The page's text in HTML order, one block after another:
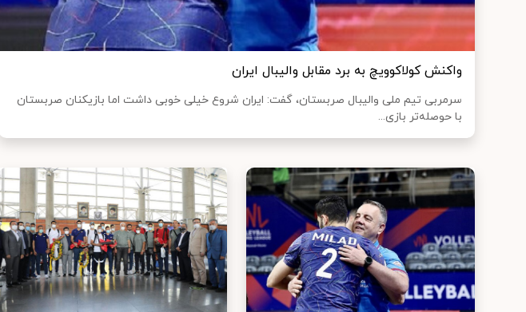
واکنش کولاکوویچ به برد مقابل والیبال ایران
سرمربی تیم ملی والیبال صربستان، گفت: ایران شروع خیلی خوبی داشت اما بازیکنان صربستان
با حوصله‌تر بازی...